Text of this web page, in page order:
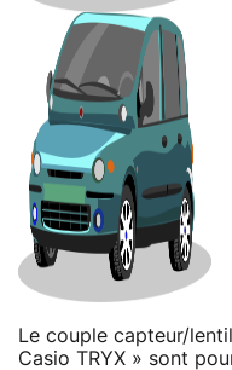
Le couple capteur/
Casio TRYX » sont